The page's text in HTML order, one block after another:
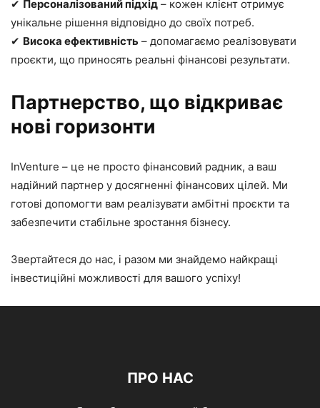
✔ Персоналізований підхід – кожен клієнт отримує
унікальне рішення відповідно до своїх потреб.
✔ Висока ефективність – допомагаємо реалізовувати
проєкти, що приносять реальні фінансові результати.
Партнерство, що відкриває
нові горизонти
InVenture – це не просто фінансовий радник, а ваш
надійний партнер у досягненні фінансових цілей. Ми
готові допомогти вам реалізувати амбітні проєкти та
забезпечити стабільне зростання бізнесу.
Звертайтеся до нас, і разом ми знайдемо найкращі
інвестиційні можливості для вашого успіху!
ПРО НАС